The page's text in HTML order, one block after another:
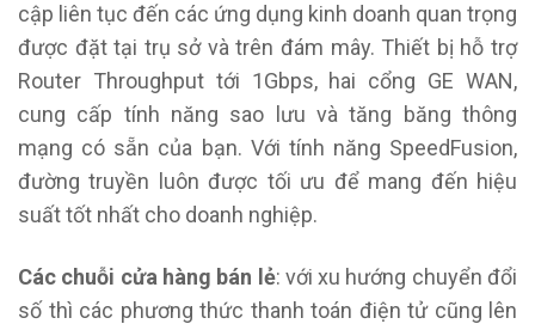
cập liên tục đến các ứng dụng kinh doanh quan trọng
được đặt tại trụ sở và trên đám mây. Thiết bị hỗ trợ
Router Throughput tới 1Gbps, hai cổng GE WAN,
cung cấp tính năng sao lưu và tăng băng thông
mạng có sẵn của bạn. Với tính năng SpeedFusion,
đường truyền luôn được tối ưu để mang đến hiệu
suất tốt nhất cho doanh nghiệp.
Các chuỗi cửa hàng bán lẻ: với xu hướng chuyển đổi
số thì các phương thức thanh toán điện tử cũng lên